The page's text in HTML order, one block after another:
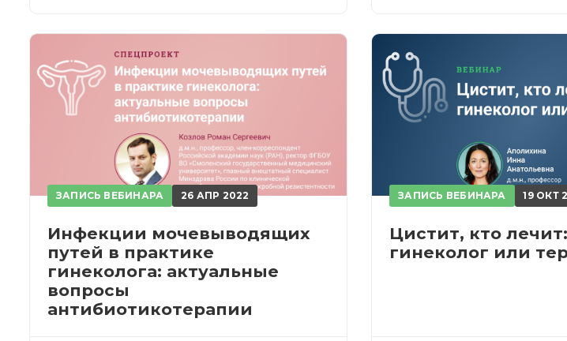
ЗАПИСЬ ВЕБИНАРА 26 АПР 2022
Инфекции мочевыводящих
путей в практике
гинеколога: актуальные
вопросы
антибиотикотерапии
ЗАПИСЬ ВЕБИНАРА 19 ОКТ
Цистит, кто
гинеколог или